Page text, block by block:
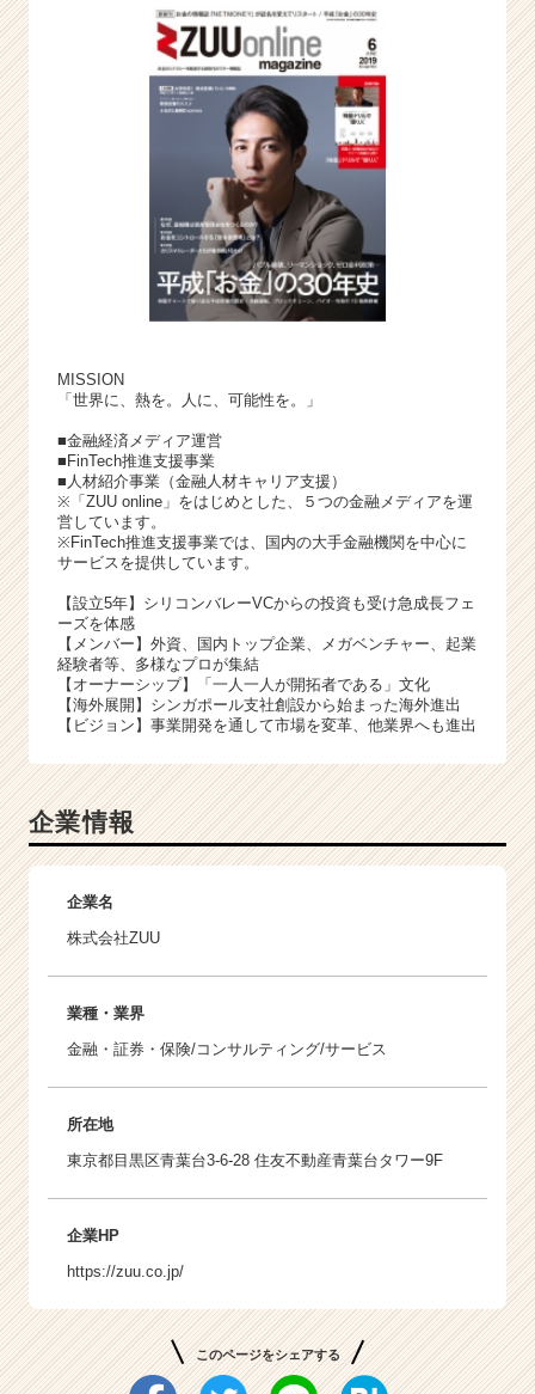
MISSION
「世界に、熱を。人に、可能性を。」
■金融経済メディア運営
■FinTech推進支援事業
■人材紹介事業（金融人材キャリア支援）
※「ZUU online」をはじめとした、５つの金融メディアを運
営しています。
※FinTech推進支援事業では、国内の大手金融機関を中心に
サービスを提供しています。
【設立5年】シリコンバレーVCからの投資も受け急成長フェ
ーズを体感
【メンバー】外資、国内トップ企業、メガベンチャー、起業
経験者等、多様なプロが集結
【オーナーシップ】「一人一人が開拓者である」文化
【海外展開】シンガポール支社創設から始まった海外進出
【ビジョン】事業開発を通して市場を変革、他業界へも進出
企業情報
企業名
株式会社ZUU
業種・業界
金融・証券・保険/コンサルティング/サービス
所在地
東京都目黒区青葉台3-6-28 住友不動産青葉台タワー9F
企業HP
https://zuu.co.jp/
このページをシェアする